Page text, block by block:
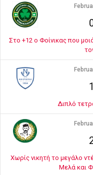
Στο +12 ο Φοίνικας που
1
Διπλό
Χωρίς νικητή το μεγάλο
Μελά και